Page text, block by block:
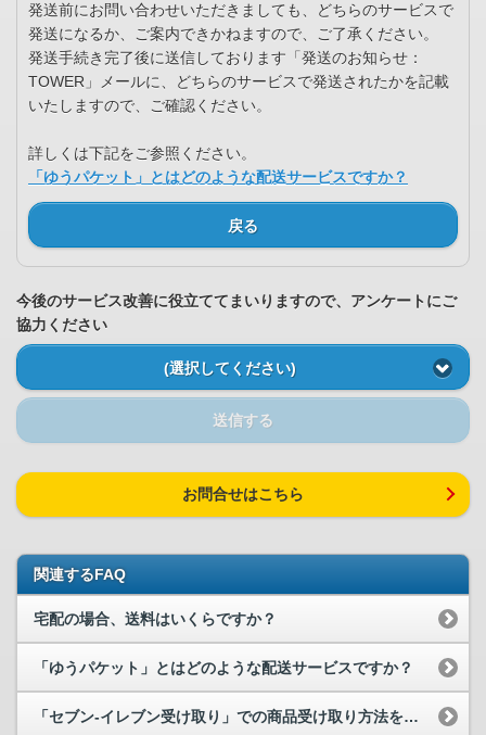
発送前にお問い合わせいただきましても、どちらのサービスで
発送になるか、ご案内できかねますので、ご了承ください。
発送手続き完了後に送信しております「発送のお知らせ：
TOWER」メールに、どちらのサービスで発送されたかを記載
いたしますので、ご確認ください。
詳しくは下記をご参照ください。
「ゆうパケット」とはどのような配送サービスですか？
戻る
今後のサービス改善に役立ててまいりますので、アンケートにご
協力ください
(選択してください)
送信する
お問合せはこちら
関連するFAQ
宅配の場合、送料はいくらですか？
「ゆうパケット」とはどのような配送サービスですか？
「セブン-イレブン受け取り」での商品受け取り方法を教えてください。